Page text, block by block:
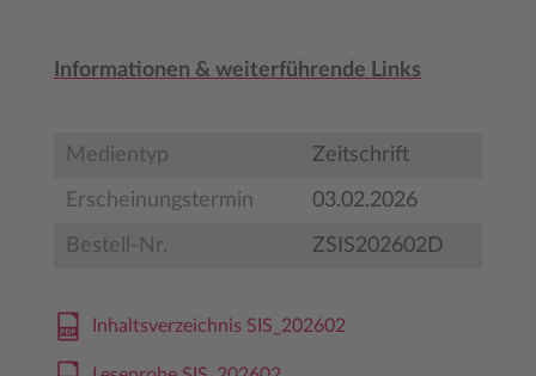
Informationen & weiterführende Links
Medientyp Zeitschrift
Erscheinungstermin 03.02.2026
Bestell-Nr. ZSIS202602D
Inhaltsverzeichnis SIS_202602